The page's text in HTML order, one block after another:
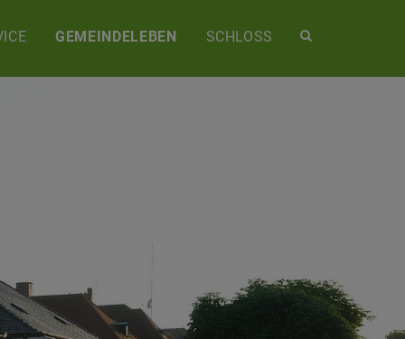
Site
GEMEINDELEBEN SCHLOSS